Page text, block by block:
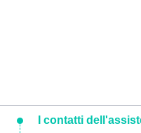
I contatti